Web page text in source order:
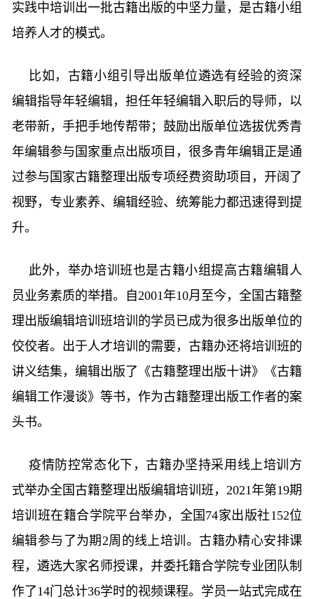
实践中培训出一批古籍出版的中坚力量，是古籍小组
培养人才的模式。
比如，古籍小组引导出版单位遴选有经验的资深
编辑指导年轻编辑，担任年轻编辑入职后的导师，以
老带新，手把手地传帮带；鼓励出版单位选拔优秀青
年编辑参与国家重点出版项目，很多青年编辑正是通
过参与国家古籍整理出版专项经费资助项目，开阔了
视野，专业素养、编辑经验、统筹能力都迅速得到提
升。
此外，举办培训班也是古籍小组提高古籍编辑人
员业务素质的举措。自2001年10月至今，全国古籍整
理出版编辑培训班培训的学员已成为很多出版单位的
佼佼者。出于人才培训的需要，古籍办还将培训班的
讲义结集，编辑出版了《古籍整理出版十讲》《古籍
编辑工作漫谈》等书，作为古籍整理出版工作者的案
头书。
疫情防控常态化下，古籍办坚持采用线上培训方
式举办全国古籍整理出版编辑培训班，2021年第19期
培训班在籍合学院平台举办，全国74家出版社152位
编辑参与了为期2周的线上培训。古籍办精心安排课
程，遴选大家名师授课，并委托籍合学院专业团队制
作了14门总计36学时的视频课程。学员一站式完成在